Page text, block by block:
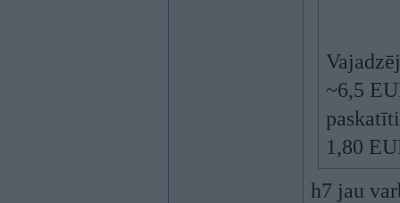
~6,5
1,80
h7 jau